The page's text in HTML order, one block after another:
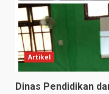
Artikel
Dinas Pendidikan